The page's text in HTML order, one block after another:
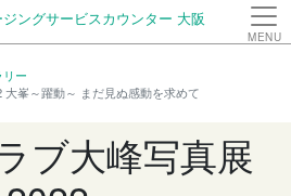
ングサービスカウンター 大阪
MENU
ー
峯～躍動～ まだ見ぬ感動を求めて
ブ大峰写真展